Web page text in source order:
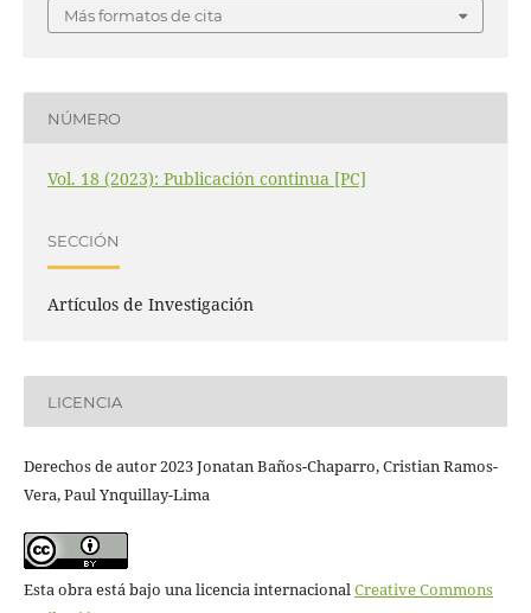
Más formatos de cita
NÚMERO
Vol. 18 (2023): Publicación continua [PC]
SECCIÓN
Artículos de Investigación
LICENCIA
Derechos de autor 2023 Jonatan Baños-Chaparro, Cristian Ramos-
Vera, Paul Ynquillay-Lima
Esta obra está bajo una licencia internacional Creative Commons